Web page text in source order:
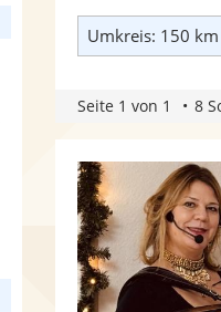
Umkreis: 150 km
Seite 1 von 1 8